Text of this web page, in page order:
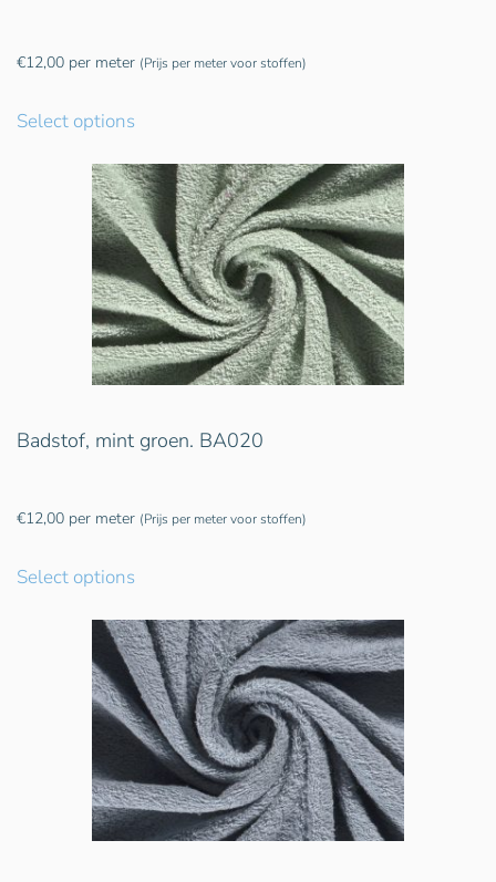
€12,00 per meter (Prijs per meter voor stoffen)
Select options
Badstof, mint groen. BA020
€12,00 per meter (Prijs per meter voor stoffen)
Select options